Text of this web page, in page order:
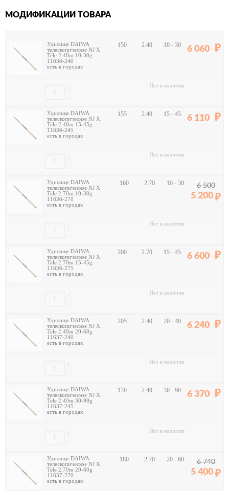
МОДИФИКАЦИИ ТОВАРА
Удилище DAIWA
телескопическое NJ X
Tele 2.40m 10-30g
11636-240
есть в городах
150 2.40 10 - 30 6 060
-
+ Нет в наличии
Удилище DAIWA
телескопическое NJ X
Tele 2.40m 15-45g
11636-245
есть в городах
155 2.40 15 - 45 6 110
-
+ Нет в наличии
Удилище DAIWA
телескопическое NJ X
Tele 2.70m 10-30g
11636-270
есть в городах
160 2.70 10 - 30 6 500
5 200
-
+ Нет в наличии
Удилище DAIWA
телескопическое NJ X
Tele 2.70m 15-45g
11636-275
есть в городах
200 2.70 15 - 45 6 600
-
+ Нет в наличии
Удилище DAIWA
телескопическое NJ X
Tele 2.40m 20-60g
11637-240
есть в городах
205 2.40 20 - 40 6 240
-
+ Нет в наличии
Удилище DAIWA
телескопическое NJ X
Tele 2.40m 30-90g
11637-245
есть в городах
170 2.40 30 - 90 6 370
-
+ Нет в наличии
Удилище DAIWA
телескопическое NJ X
Tele 2.70m 20-60g
11637-270
есть в городах
180 2.70 20 - 60 6 740
5 400